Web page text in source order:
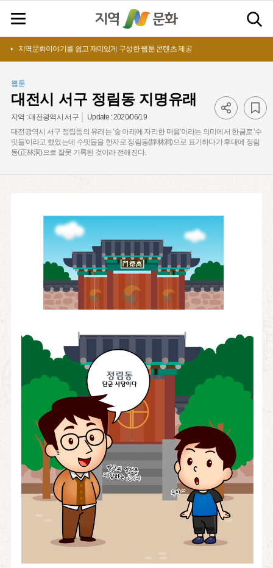
지역문화이야기를 쉽고 재미있게 구성한 웹툰 콘텐츠 제공
웹툰
대전시 서구 정림동 지명유래
지역 :대전광역시 서구 Update : 2020/06/19
대전광역시 서구 정림동의 유래는 '숲 아래에 자리한 마을'이라는 의미에서 한글로 '수
밋들'이라고 했었는데 수밋들을 한자로 정림동(靜林洞)으로 표기하다가 후대에 정림
동(正林洞)으로 잘못 기록된 것이라 전해진다.